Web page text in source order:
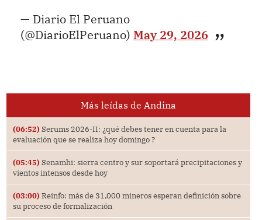
— Diario El Peruano
(@DiarioElPeruano) May 29, 2026
Más leídas de Andina
(06:52) Serums 2026-II: ¿qué debes tener en cuenta para la
evaluación que se realiza hoy domingo ?
(05:45) Senamhi: sierra centro y sur soportará precipitaciones y
vientos intensos desde hoy
(03:00) Reinfo: más de 31,000 mineros esperan definición sobre
su proceso de formalización